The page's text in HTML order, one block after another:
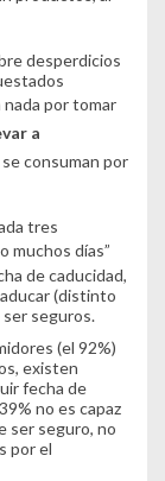
desperdicios
nada por tomar
a
consuman por
tres
muchos días”
de caducidad,
(distinto
ser seguros.
(el 92%)
existen
fecha de
no es capaz
ser seguro, no
por el